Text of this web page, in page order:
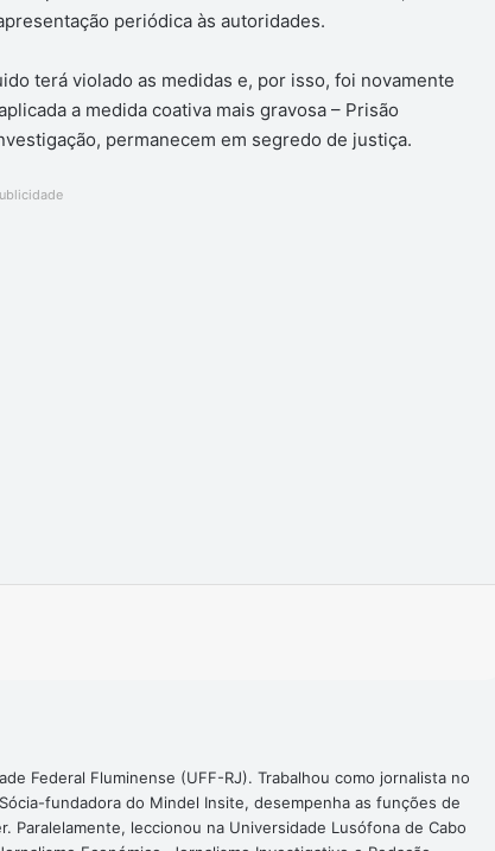
periódica às autoridades.
terá violado as medidas e, por isso, foi novamente
a medida coativa mais gravosa – Prisão
permanecem em segredo de justiça.
Federal Fluminense (UFF-RJ). Trabalhou como jornalista no
fundadora do Mindel Insite, desempenha as funções de
Paralelamente, leccionou na Universidade Lusófona de Cabo